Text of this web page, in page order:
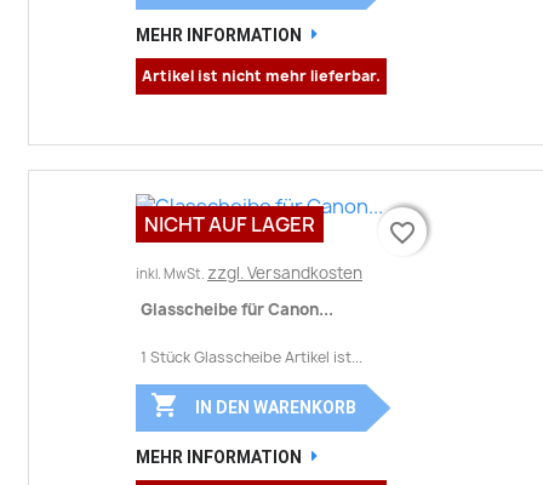
MEHR INFORMATION
Artikel ist nicht mehr lieferbar.
inkl. MwSt. zzgl. Versandkosten
Glasscheibe für Canon...
1 Stück Glasscheibe Artikel ist...
favorite_border
 IN DEN WARENKORB
MEHR INFORMATION
NICHT AUF LAGER favorite_border